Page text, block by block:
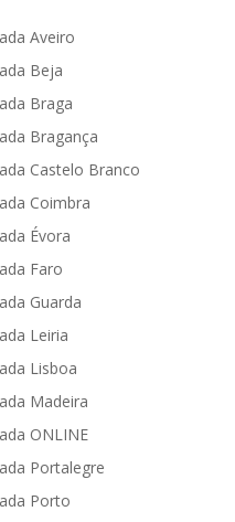
Aveiro
Beja
Braga
Bragança
Castelo Branco
Coimbra
Évora
Faro
Guarda
Leiria
Lisboa
Madeira
ONLINE
Portalegre
Porto